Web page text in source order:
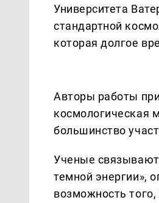
Университета
стандартной
которая долгое
Авторы работы
космологическая
большинство
Ученые связывают
темной энергии»,
возможность